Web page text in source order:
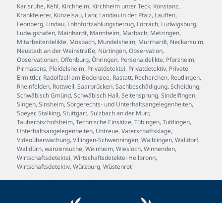
Karlsruhe, Kehl, Kirchheim, Kirchheim unter Teck, Konstanz,
Krankfeierer, Künzelsau, Lahr, Landau in der Pfalz, Lauffen,
Leonberg, Lindau, Lohnfortzahlungsbetrug, Lörrach, Ludwigsburg,
Ludwigshafen, Mainhardt, Mannheim, Marbach, Metzingen,
Mitarbeiterdelikte, Mosbach, Mundelsheim, Murrhardt, Neckarsulm,
Neustadt an der Weinstraße, Nürtingen,Observation,
Observationen,Offenburg,Öhringen, Personaldelikte, Pforzheim,
Pirmasens, Pleidelsheim, Privatdetektei, Privatdetektiv, Private
Ermittler, Radolfzell am Bodensee, Rastatt, Recherchen, Reutlingen,
Rheinfelden, Rottweil,Saarbrücken,Sachbeschädigung,Scheidung,
Schwäbisch Gmünd,Schwäbisch Hall,Seitensprung,Sindelfingen,
Singen,Sinsheim,Sorgerechts- und Unterhaltsangelegenheiten,
Speyer,Stalking,Stuttgart,Sulzbach an der Murr,
Tauberbischofsheim,Technische Einsätze,Tübingen,Tuttlingen,
Unterhaltsangelegenheiten, Untreue,Vaterschaftsklage,
Videoüberwachung,Villingen-Schwenningen,Waiblingen,Walldorf,
Walldürn,wanzensuche,Weinheim,Wiesloch,Winnenden,
Wirtschaftsdetektei,Wirtschaftsdetektei Heilbronn,
Wirtschaftsdetektiv,Würzburg,Wüstenrot